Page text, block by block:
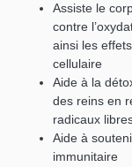
Assiste le
contre
ainsi les
cellulaire
Aide à la
des reins en
radicaux
Aide à
immunitaire